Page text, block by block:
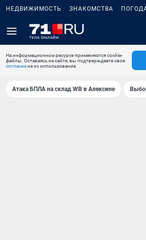
НЕДВИЖИМОСТЬ ЗНАКОМСТВА
На информационном ресурсе применяются cookie-
файлы. Оставаясь на сайте, вы подтверждаете свое
согласиена их использование.
Атака БПЛА на склад WB в Алексине